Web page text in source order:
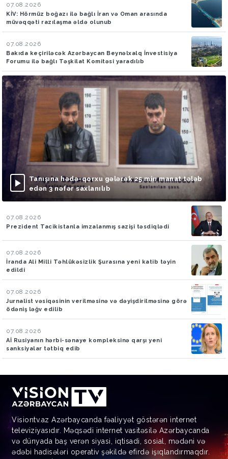
07.08.2026
KİV: Hörmüz boğazı ilə bağlı İran və Oman arasında
müvəqqəti razılaşma əldə olunub
07.08.2026
Bakıda keçiriləcək Azərbaycan Beynəlxalq İnvestisiya
Forumu ilə bağlı Təşkilat Komitəsi yaradılıb
Tanışına hədə-qorxu gələrək 25 min manat tələb
edən 3 nəfər saxlanılıb
07.08.2026
Prezident Tacikistanla imzalanmış sazişi təsdiqlədi
07.08.2026
İranda Ali Milli Təhlükəsizlik Şurasına yeni katib təyin
edildi
07.08.2026
Jurnalist vəsiqəsinin verilməsinə və dəyişdirilməsinə görə
ödəniş ləğv edilib
07.08.2026
Aİ Rusiyanın hərbi-sənaye kompleksinə qarşı yeni
sanksiyalar tətbiq edib
Visiontv.az Azərbaycanda fəaliyyət göstərən internet
televiziyasıdır. Məqsədi internet vasitəsilə Azərbaycanda
və dünyada baş verən siyasi, iqtisadi, sosial, mədəni və
ədəbi hadisələri operativ şəkildə efirdə işıqlandırmaqdır.